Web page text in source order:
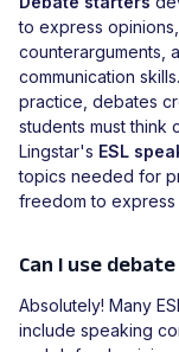
to express
counterarguments,
communication
practice, debates
students must think
Lingstar's ESL
topics needed for
freedom to express
Can I use
Absolutely! Many
include speaking